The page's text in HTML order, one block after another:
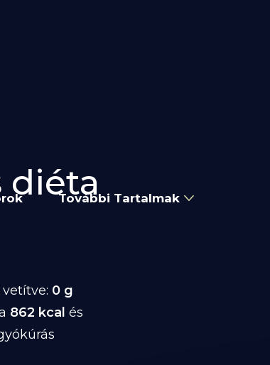
További Tartalmak
diéta
0 g
862 kcal és